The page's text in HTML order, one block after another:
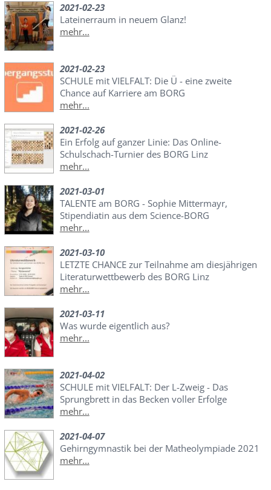
2021-02-23
Lateinerraum in neuem Glanz!
mehr...
2021-02-23
SCHULE mit VIELFALT: Die Ü - eine zweite
Chance auf Karriere am BORG
mehr...
2021-02-26
Ein Erfolg auf ganzer Linie: Das Online-
Schulschach-Turnier des BORG Linz
mehr...
2021-03-01
TALENTE am BORG - Sophie Mittermayr,
Stipendiatin aus dem Science-BORG
mehr...
2021-03-10
LETZTE CHANCE zur Teilnahme am diesjährigen
Literaturwettbewerb des BORG Linz
mehr...
2021-03-11
Was wurde eigentlich aus?
mehr...
2021-04-02
SCHULE mit VIELFALT: Der L-Zweig - Das
Sprungbrett in das Becken voller Erfolge
mehr...
2021-04-07
Gehirngymnastik bei der Matheolympiade 2021
mehr...